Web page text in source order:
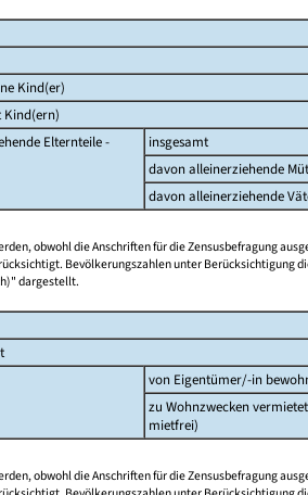
Kind(er)
Kind(ern)
Elternteile -
insgesamt
davon alleinerziehende
davon alleinerziehende
obwohl die Anschriften für die Zensusbefragung
Bevölkerungszahlen unter Berücksichtigung
dargestellt.
von Eigentümer/-in
zu Wohnzwecken
mietfrei)
obwohl die Anschriften für die Zensusbefragung